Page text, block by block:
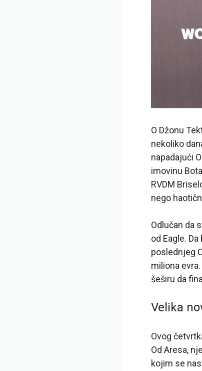
O Džonu
nekoliko
napadajući
imovinu
RVDM
nego
Odlučan da
od Eagle.
poslednjeg
miliona
šeširu da
Velika
Ovog
Od Aresa,
kojim se